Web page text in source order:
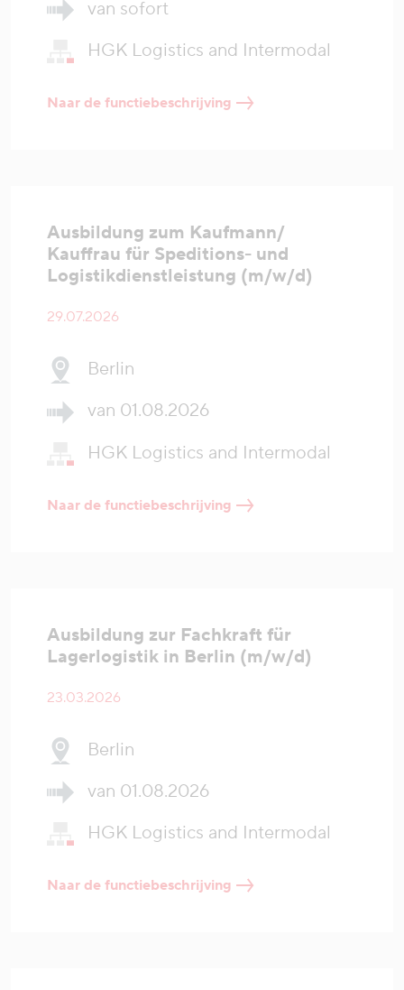
van sofort
HGK Logistics and Intermodal
Naar de functiebeschrijving
Ausbildung zum Kaufmann/
Kauffrau für Speditions- und
Logistikdienstleistung (m/w/d)
29.07.2026
Berlin
van 01.08.2026
HGK Logistics and Intermodal
Naar de functiebeschrijving
Ausbildung zur Fachkraft für
Lagerlogistik in Berlin (m/w/d)
23.03.2026
Berlin
van 01.08.2026
HGK Logistics and Intermodal
Naar de functiebeschrijving